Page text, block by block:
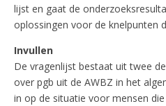
lijst en gaat de
oplossingen voor de knelpunten
Invullen
De vragenlijst bestaat uit twee
over pgb uit de AWBZ in het
in op de situatie voor mensen